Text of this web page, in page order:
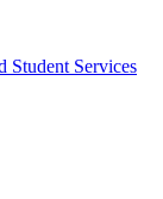
Student Services